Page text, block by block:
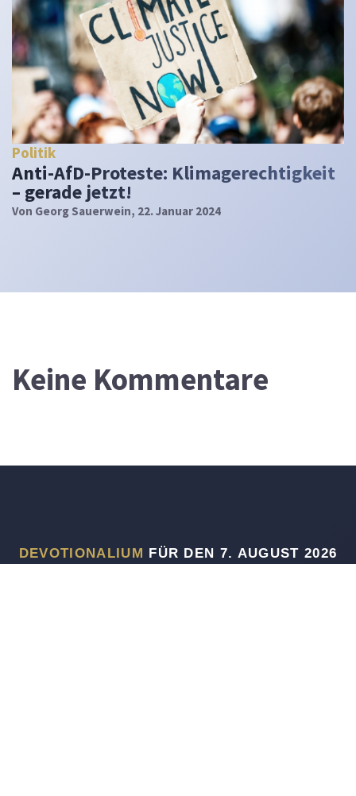
Politik
Anti-AfD-Proteste: Klimagerechtigkeit
– gerade jetzt!
Von Georg Sauerwein, 22. Januar 2024
Keine Kommentare
DEVOTIONALIUM FÜR DEN 7. AUGUST 2026